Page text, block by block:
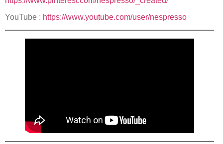
YouTube : https://www.youtube.com/user/nespresso